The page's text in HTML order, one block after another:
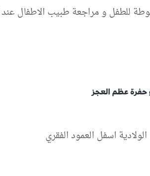
للطفل و مراجعة طبيب الاطفال
اسفل العمود الفقري